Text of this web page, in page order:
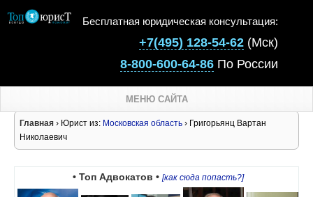
Бесплатная юридическая консультация:
+7(495) 128-54-62 (Мск)
8-800-600-64-86 По России
МЕНЮ САЙТА
Главная › Юрист из: Московская область › Григорьянц Вартан
Николаевич
• Топ Адвокатов • [как сюда попасть?]